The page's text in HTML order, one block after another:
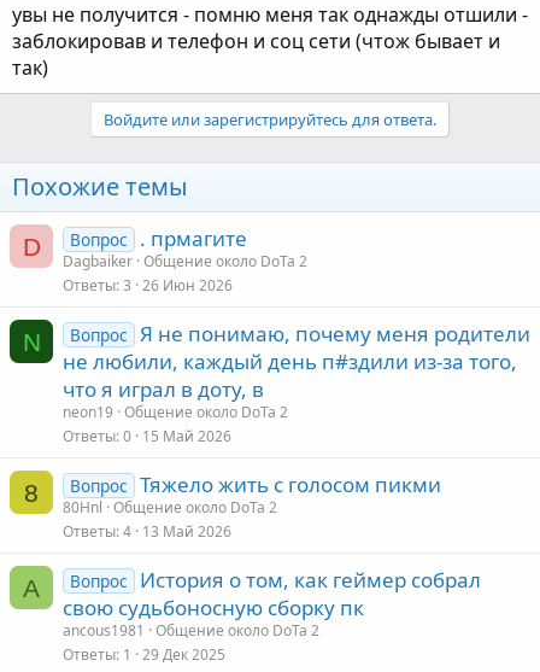
увы не получится - помню меня так однажды отшили -
заблокировав и телефон и соц сети (чтож бывает и
так)
Войдите или зарегистрируйтесь для ответа.
Похожие темы
D Вопрос . прмагите
Dagbaiker Общение около DoTa 2
Ответы 3 26 Июн 2026
N Вопрос Я не понимаю, почему меня родители
не любили, каждый день п#здили из-за того,
что я играл в доту, в
neon19 Общение около DoTa 2
Ответы 0 15 Май 2026
8 Вопрос Тяжело жить с голосом пикми
80Hnl Общение около DoTa 2
Ответы 4 13 Май 2026
A Вопрос
История о том, как геймер собрал
свою судьбоносную сборку пк
ancous1981
Общение около DoTa 2
Ответы 1 29 Дек 2025